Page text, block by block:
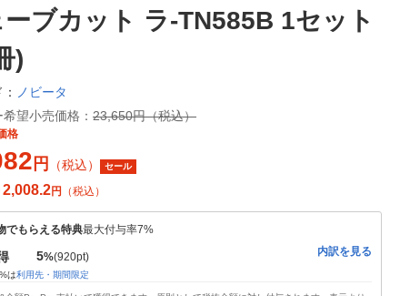
ーブカット ラ-TN585B 1セット
)
ノビータ
希望小売価格： 23,650円（税込）
格
円 （税込） セール
2,008.2円 （税込）
でもらえる特典最大付与率7%
5%(920pt)
は利用先・期間限定
内訳を見る